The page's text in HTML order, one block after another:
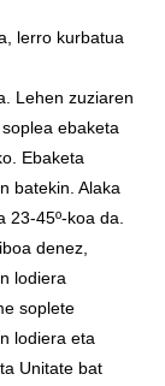
lerro kurbatua
Lehen zuziaren
ebaketa
Ebaketa
batekin. Alaka
23-45º-koa da.
denez,
lodiera
soplete
lodiera eta
Unitate bat